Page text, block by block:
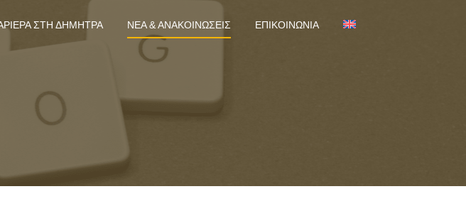
ΣΤΗ ΔΉΜΗΤΡΑ ΝΈΑ & ΑΝΑΚΟΙΝΏΣΕΙΣ ΕΠΙΚΟΙΝΩΝΊΑ